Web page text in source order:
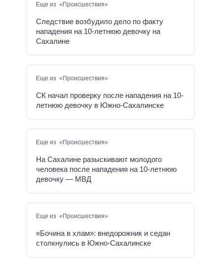
Еще из «Происшествия»
Следствие возбудило дело по факту
нападения на 10-летнюю девочку на
Сахалине
Еще из «Происшествия»
СК начал проверку после нападения на 10-
летнюю девочку в Южно-Сахалинске
Еще из «Происшествия»
На Сахалине разыскивают молодого
человека после нападения на 10-летнюю
девочку — МВД
Еще из «Происшествия»
«Бочина в хлам»: внедорожник и седан
столкнулись в Южно-Сахалинске